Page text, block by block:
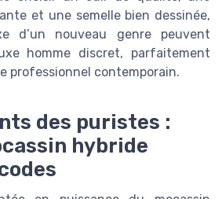
et une semelle bien dessinée,
d’un nouveau genre peuvent
homme discret, parfaitement
professionnel contemporain.
des puristes :
hybride